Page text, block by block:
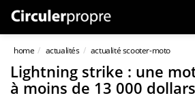
home actualités actualité scooter-moto
Lightning strike : une
à moins de 13 000 dollars